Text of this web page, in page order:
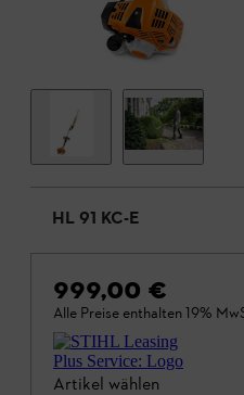
HL 91 KC-E
999,00 €
Alle Preise enthalten 19%
Artikel wählen